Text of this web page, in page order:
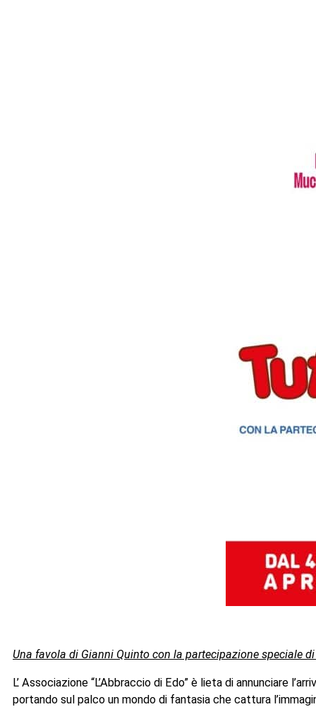
Una favola di Gianni Quinto con la partecipazione speciale
L’ Associazione “L’Abbraccio di Edo” è lieta di annunciare
portando sul palco un mondo di fantasia che cattura